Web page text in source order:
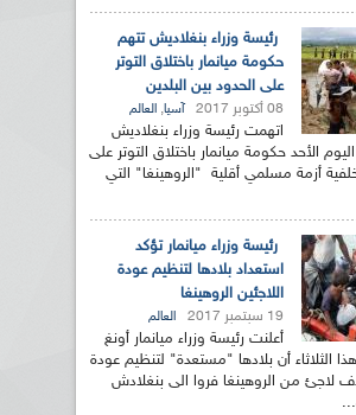
رئيسة وزراء بنغلاديش تتهم
حكومة ميانمار باختلاق التوتر
على الحدود بين البلدين
08 أكتوبر 2017 آسيا, العالم
اتهمت رئيسة وزراء بنغلاديش
الأحد حكومة ميانمار باختلاق التوتر على
أزمة مسلمي أقلية "الروهينغا" التي
رئيسة وزراء ميانمار تؤكد
استعداد بلادها لتنظيم عودة
اللاجئين الروهينغا
19 سبتمبر 2017 العالم
أعلنت رئيسة وزراء ميانمار أونغ
أن بلادها "مستعدة" لتنظيم عودة
من 410 لاف لاجئ من الروهينغا فروا الى بنغلادش